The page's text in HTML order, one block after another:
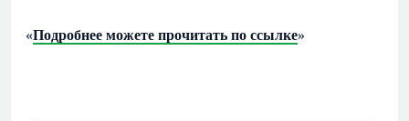
«Подробнее можете прочитать по ссылке»